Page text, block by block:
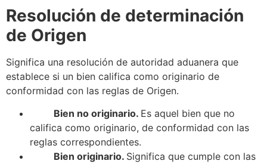
Resolución de determinación
de Origen
Significa una resolución de autoridad aduanera que
establece si un bien califica como originario de
conformidad con las reglas de Origen.
Bien no originario. Es aquel bien que no
califica como originario, de conformidad con las
reglas correspondientes.
Bien originario. Significa que cumple con las